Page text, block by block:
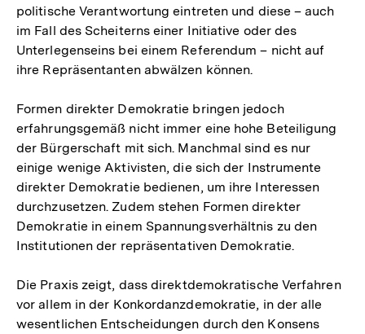
politische Verantwortung eintreten und diese – auch
im Fall des Scheiterns einer Initiative oder des
Unterlegenseins bei einem Referendum – nicht auf
ihre Repräsentanten abwälzen können.
Formen direkter Demokratie bringen jedoch
erfahrungsgemäß nicht immer eine hohe Beteiligung
der Bürgerschaft mit sich. Manchmal sind es nur
einige wenige Aktivisten, die sich der Instrumente
direkter Demokratie bedienen, um ihre Interessen
durchzusetzen. Zudem stehen Formen direkter
Demokratie in einem Spannungsverhältnis zu den
Institutionen der repräsentativen Demokratie.
Die Praxis zeigt, dass direktdemokratische Verfahren
vor allem in der Konkordanzdemokratie, in der alle
wesentlichen Entscheidungen durch den Konsens